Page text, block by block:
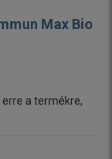
Max Bio
a termékre,